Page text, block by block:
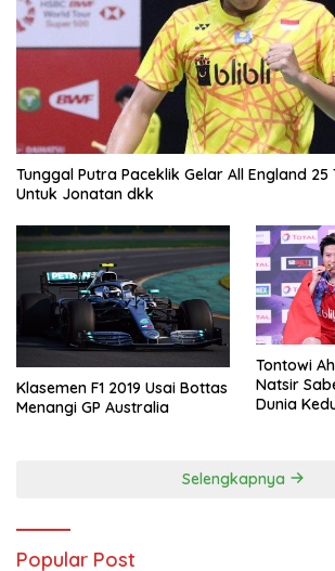
Tunggal Putra Paceklik Gelar All England 25
Untuk Jonatan dkk
Klasemen F1 2019 Usai Bottas
Menangi GP Australia
Tontowi
Natsir
Dunia
Selengkapnya
Popular Post